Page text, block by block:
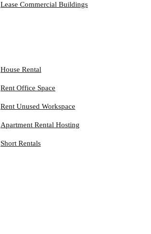
Lease Commercial Buildings
House Rental
Rent Office Space
Rent Unused Workspace
Apartment Rental Hosting
Short Rentals